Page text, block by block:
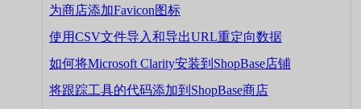
为商店添加Favicon图标
使用CSV文件导入和导出URL重定向数据
如何将Microsoft Clarity安装到ShopBase店铺
将跟踪工具的代码添加到ShopBase商店